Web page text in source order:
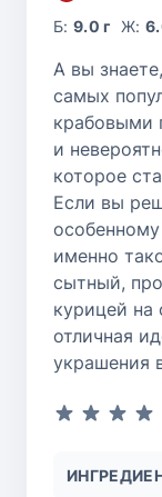
Б:9.0 г Ж:
А вы
самых
крабовыми
и
которое
Если вы
именно
сытный,
курицей на
отличная
украшения